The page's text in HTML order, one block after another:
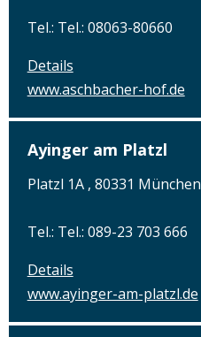
Tel.: Tel.: 08063-80660
Details
www.aschbacher-hof.de
Ayinger am Platzl
Platzl 1A , 80331 München
Tel.: Tel.: 089-23 703 666
Details
www.ayinger-am-platzl.de